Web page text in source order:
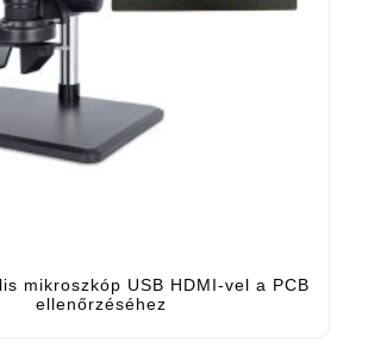
mikroszkóp USB HDMI-vel a PCB
ellenőrzéséhez